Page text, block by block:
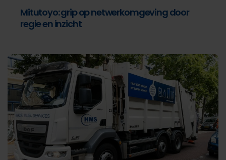
Mitutoyo: grip op netwerkomgeving door
regie en inzicht
Security